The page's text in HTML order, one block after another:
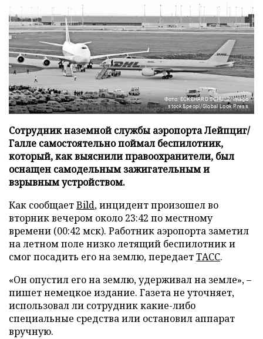
Фото: ECKEHARD SCHULZ/imago
stock&peopl/Global Look Press
Сотрудник наземной службы аэропорта Лейпциг/
Галле самостоятельно поймал беспилотник,
который, как выяснили правоохранители, был
оснащен самодельным зажигательным и
взрывным устройством.
Как сообщаетBild, инцидент произошел во
вторник вечером около 23:42 по местному
времени (00:42 мск). Работник аэропорта заметил
на летном поле низко летящий беспилотник и
смог посадить его на землю, передаетТАСС.
«Он опустил его на землю, удерживал на земле», –
пишет немецкое издание. Газета не уточняет,
использовал ли сотрудник какие-либо
специальные средства или остановил аппарат
вручную.